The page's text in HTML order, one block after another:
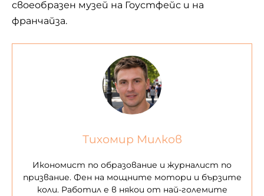
своеобразен музей на Гоустфейс и на
франчайза.
Тихомир Милков
Икономист по образование и журналист по
призвание. Фен на мощните мотори и бързите
коли. Работил е в някои от най-големите